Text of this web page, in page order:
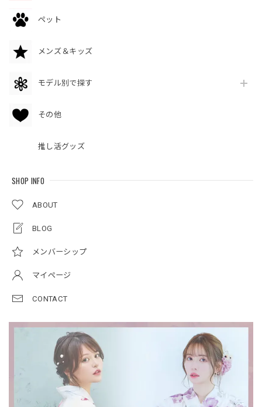
ペット
メンズ＆キッズ
モデル別で探す
その他
推し活グッズ
SHOP INFO
ABOUT
BLOG
メンバーシップ
マイページ
CONTACT